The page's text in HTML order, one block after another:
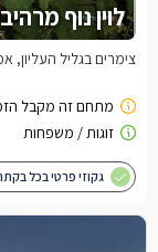
לוין נוף מרהיב
צימרים בגליל העליון,
גקוזי פרטי בכל